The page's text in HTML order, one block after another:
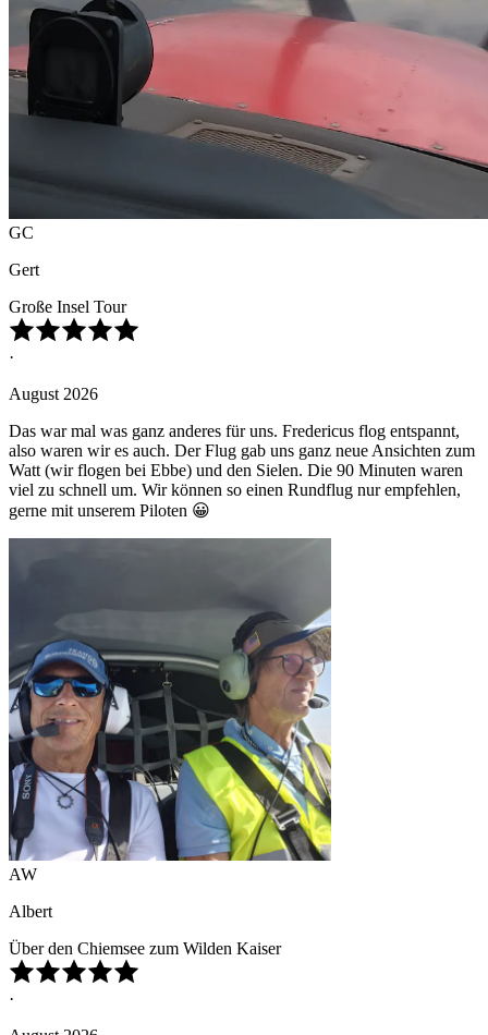
GC
Gert
Große Insel Tour
·
August 2026
Das war mal was ganz anderes für uns. Fredericus flog entspannt,
also waren wir es auch. Der Flug gab uns ganz neue Ansichten zum
Watt (wir flogen bei Ebbe) und den Sielen. Die 90 Minuten waren
viel zu schnell um. Wir können so einen Rundflug nur empfehlen,
gerne mit unserem Piloten 😀
AW
Albert
Über den Chiemsee zum Wilden Kaiser
·